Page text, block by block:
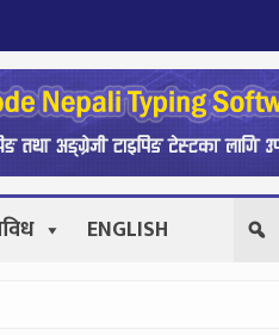
ENGLISH